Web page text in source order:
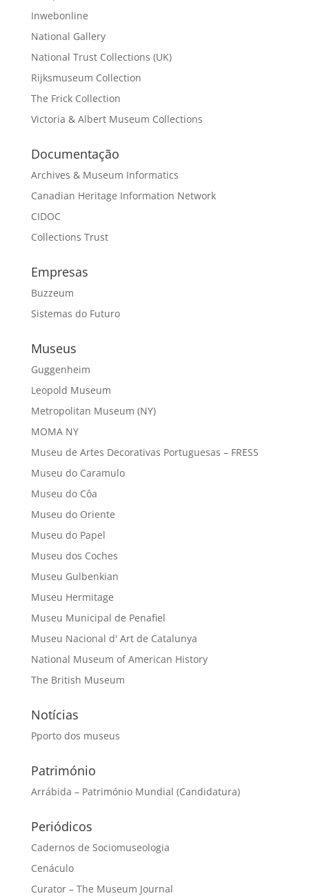
Inwebonline
National Gallery
National Trust Collections (UK)
Rijksmuseum Collection
The Frick Collection
Victoria & Albert Museum Collections
Documentação
Archives & Museum Informatics
Canadian Heritage Information Network
CIDOC
Collections Trust
Empresas
Buzzeum
Sistemas do Futuro
Museus
Guggenheim
Leopold Museum
Metropolitan Museum (NY)
MOMA NY
Museu de Artes Decorativas Portuguesas – FRESS
Museu do Caramulo
Museu do Côa
Museu do Oriente
Museu do Papel
Museu dos Coches
Museu Gulbenkian
Museu Hermitage
Museu Municipal de Penafiel
Museu Nacional d' Art de Catalunya
National Museum of American History
The British Museum
Notícias
Pporto dos museus
Património
Arrábida – Património Mundial (Candidatura)
Periódicos
Cadernos de Sociomuseologia
Cenáculo
Curator – The Museum Journal